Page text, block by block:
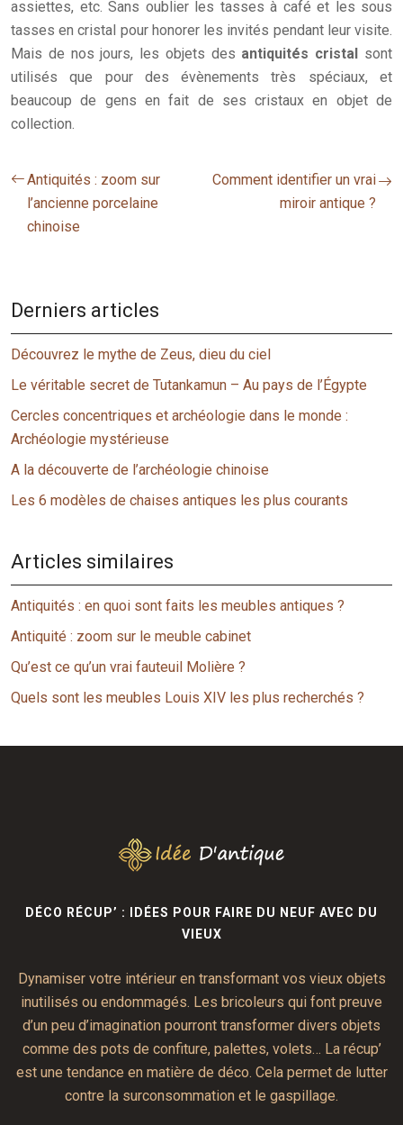
assiettes, etc. Sans oublier les tasses à café et les sous
tasses en cristal pour honorer les invités pendant leur visite.
Mais de nos jours, les objets des antiquités cristal sont
utilisés que pour des évènements très spéciaux, et
beaucoup de gens en fait de ses cristaux en objet de
collection.
Antiquités : zoom sur
l’ancienne porcelaine
chinoise
Comment identifier un vrai
miroir antique ?
Derniers articles
Découvrez le mythe de Zeus, dieu du ciel
Le véritable secret de Tutankamun – Au pays de l’Égypte
Cercles concentriques et archéologie dans le monde :
Archéologie mystérieuse
A la découverte de l’archéologie chinoise
Les 6 modèles de chaises antiques les plus courants
Articles similaires
Antiquités : en quoi sont faits les meubles antiques ?
Antiquité : zoom sur le meuble cabinet
Qu’est ce qu’un vrai fauteuil Molière ?
Quels sont les meubles Louis XIV les plus recherchés ?
DÉCO RÉCUP’ : IDÉES POUR FAIRE DU NEUF AVEC DU
VIEUX
Dynamiser votre intérieur en transformant vos vieux objets
inutilisés ou endommagés. Les bricoleurs qui font preuve
d’un peu d’imagination pourront transformer divers objets
comme des pots de confiture, palettes, volets… La récup’
est une tendance en matière de déco. Cela permet de lutter
contre la surconsommation et le gaspillage.